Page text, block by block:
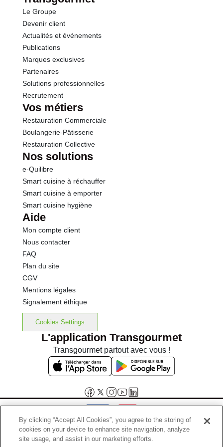
Le Groupe
Devenir client
Actualités et événements
Publications
Marques exclusives
Partenaires
Solutions professionnelles
Recrutement
Vos métiers
Restauration Commerciale
Boulangerie-Pâtisserie
Restauration Collective
Nos solutions
e-Quilibre
Smart cuisine à réchauffer
Smart cuisine à emporter
Smart cuisine hygiène
Aide
Mon compte client
Nous contacter
FAQ
Plan du site
CGV
Mentions légales
Signalement éthique
Cookies Settings
L'application Transgourmet
Transgourmet partout avec vous !
Interdiction de vente de boissons alcooliques aux mineurs de
By clicking “Accept All Cookies”, you agree to the storing of
cookies on your device to enhance site navigation, analyze
site usage, and assist in our marketing efforts.